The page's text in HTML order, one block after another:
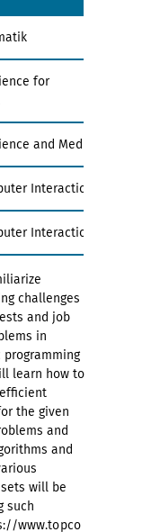
for
and Media
Interaction
Interaction
challenges
and job
in
programming
learn how to
the given
and
and
will be
such
www.topco